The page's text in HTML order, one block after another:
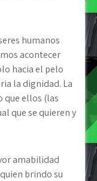
humanos
acontecer
hacia el pelo
la dignidad. La
que ellos (las
que se quieren y
amabilidad
brindo su